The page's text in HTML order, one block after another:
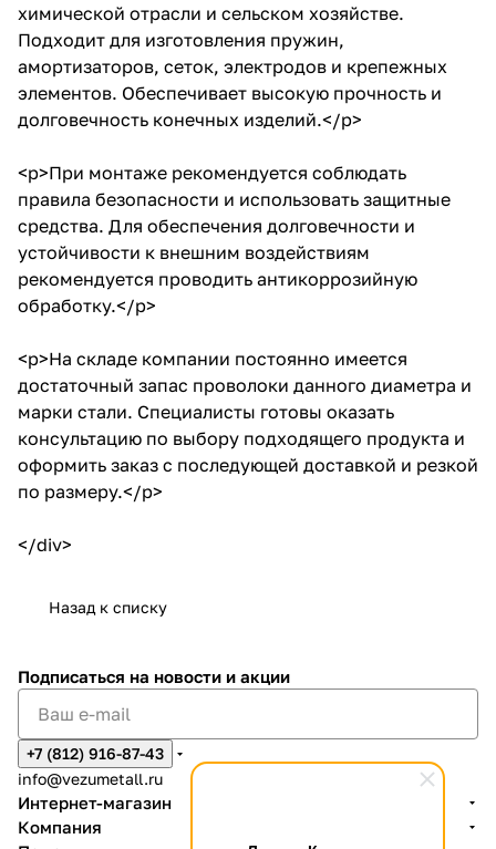
химической отрасли и сельском хозяйстве.
Подходит для изготовления пружин,
амортизаторов, сеток, электродов и крепежных
элементов. Обеспечивает высокую прочность и
долговечность конечных изделий.</p>
<p>При монтаже рекомендуется соблюдать
правила безопасности и использовать защитные
средства. Для обеспечения долговечности и
устойчивости к внешним воздействиям
рекомендуется проводить антикоррозийную
обработку.</p>
<p>На складе компании постоянно имеется
достаточный запас проволоки данного диаметра и
марки стали. Специалисты готовы оказать
консультацию по выбору подходящего продукта и
оформить заказ с последующей доставкой и резкой
по размеру.</p>
</div>
Назад к списку
Подписаться на новости и акции
+7 (812) 916-87-43
info@vezumetall.ru
Интернет-магазин
Компания